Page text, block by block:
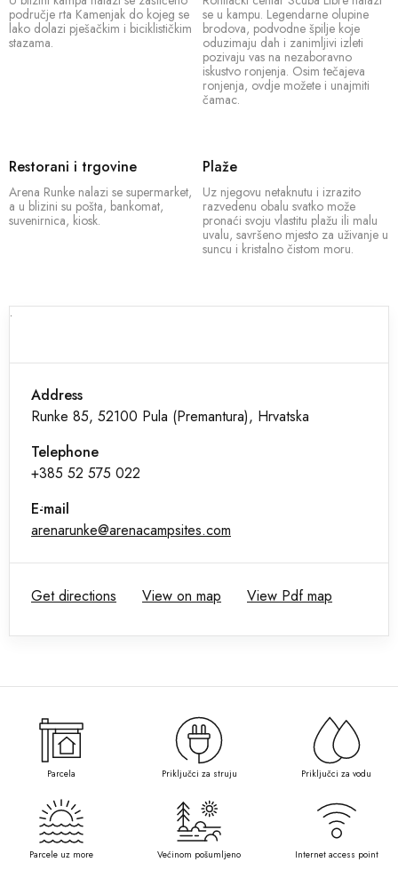
područje rta Kamenjak do kojeg se
lako dolazi pješačkim i biciklističkim
stazama.
se u kampu. Legendarne olupine
brodova, podvodne špilje koje
oduzimaju dah i zanimljivi izleti
pozivaju vas na nezaboravno
iskustvo ronjenja. Osim tečajeva
ronjenja, ovdje možete i unajmiti
čamac.
Restorani i trgovine
Arena Runke nalazi se supermarket,
a u blizini su pošta, bankomat,
suvenirnica, kiosk.
Plaže
Uz njegovu netaknutu i izrazito
razvedenu obalu svatko može
pronaći svoju vlastitu plažu ili malu
uvalu, savršeno mjesto za uživanje u
suncu i kristalno čistom moru.
.
Address
Runke 85, 52100 Pula (Premantura), Hrvatska
Telephone
+385 52 575 022
E-mail
arenarunke@arenacampsites.com
Get directions View on map View Pdf map
Parcela Priključci za struju Priključci za vodu
Parcele uz more Većinom pošumljeno Internet access point